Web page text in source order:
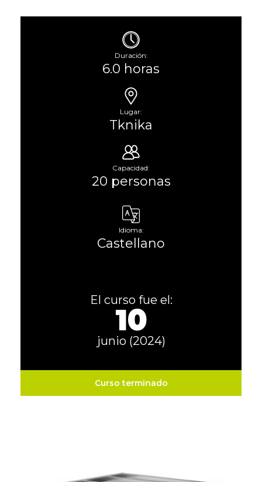
Duración:
6.0 horas
Lugar:
Tknika
Capacidad:
20 personas
Idioma:
Castellano
El curso fue el:
10
junio (2024)
Curso terminado